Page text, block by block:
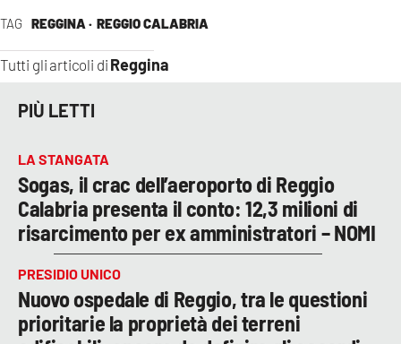
TAG REGGINA · REGGIO CALABRIA
Tutti gli articoli di Reggina
PIÙ LETTI
LA STANGATA
Sogas, il crac dell’aeroporto di Reggio
Calabria presenta il conto: 12,3 milioni di
risarcimento per ex amministratori – NOMI
PRESIDIO UNICO
Nuovo ospedale di Reggio, tra le questioni
prioritarie la proprietà dei terreni